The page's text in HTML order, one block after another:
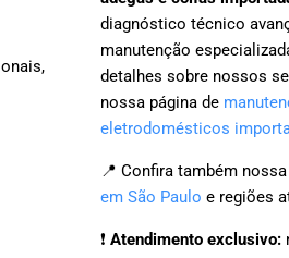
diagnóstico técnico
manutenção
detalhes sobre nossos
nossa página de
eletrodomésticos
📍 Confira também
em São Paulo e regiões
❗Atendimento exclusivo: